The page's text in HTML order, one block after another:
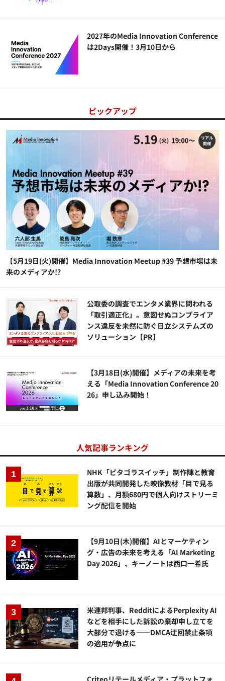
2027年のMedia Innovation Conference
は2Days開催！3月10日から
ピックアップ
【5月19日(火)開催】Media Innovation Meetup #39 予想市場は未
来のメディアか!?
公​​取委の調査でエンタメ業界に問われる
「取引適正化」。意図せぬコンプライア
ンス違反を未然に防ぐ日立システムズの
ソリューション​【PR】
【3月18日(水)開催】メディアの未来を考
える「Media Innovation Conference 20
26」申し込み開始！
人気記事ランキング
NHK「ピタゴラスイッチ」制作陣と教育
出版が共同開発した映像教材「目で見る
算数」、月額680円で個人向けストリーミ
ング配信を開始
【9月10日(木)開催】AIとマーケティン
グ・広告の未来を考える「AI Marketing
Day 2026」、キーノートは西口一希氏
米連邦判事、RedditによるPerplexity AI
などを相手にした訴訟の棄却申し立てを
大部分で退ける——DMCA迂回禁止条項
の適用が争点に
Criteoリテールメディア・プラットフォ